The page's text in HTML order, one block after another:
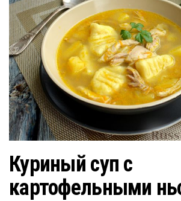
Куриный суп с
картофельными